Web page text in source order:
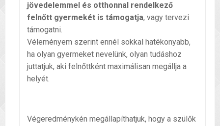
jövedelemmel és otthonnal rendelkező
felnőtt gyermekét is támogatja, vagy tervezi
támogatni.
Véleményem szerint ennél sokkal hatékonyabb,
ha olyan gyermeket nevelünk, olyan tudáshoz
juttatjuk, aki felnőttként maximálisan megállja a
helyét.
Végeredménykén megállapíthatjuk, hogy a szülők